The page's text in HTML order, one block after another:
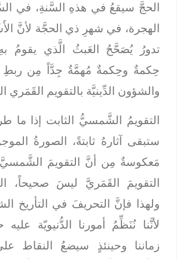
الحجَّ سيقعُ في هذهِ السَّنةِ، في
الهجرة، في شهرِ ذي الحجَّة لأنَّ
تدورُ يُصَحَّحُ العَبثُ الَّذي يقومُ بهِ
حِكمةٌ وحِكمةٌ مُهمَّةٌ جِدَّاً مِن ربطِ
والشؤون الدِّينيَّة بالتقويم القَمَري
التقويمُ الشَّمسيُّ الثابت إذا ما
ستبقى آثارهُ ثابتةً، الصورةُ
مَعكوسةٌ مِن أنَّ التقويمَ
التقويمَ القَمَريَّ ليسَ صحيحاً،
ولهذا فإنَّ التحريفَ في التأريخ
لأنَّنا نُنَظِّمُ أمورنا الدُّنيويّة
زماننا وحينئذٍ سيضعُ النقاط